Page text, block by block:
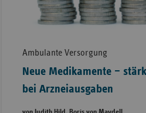
Ambulante Versorgung
Neue Medikamente –
bei Arzneiausgaben